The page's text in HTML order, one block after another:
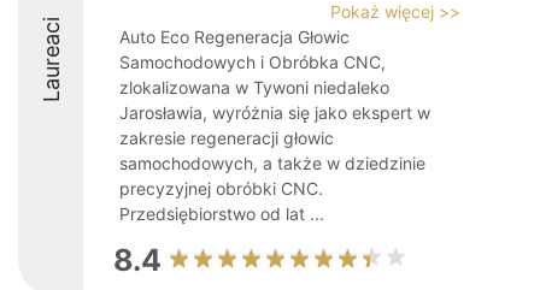
Laureaci
Pokaż więcej >>
Auto Eco Regeneracja Głowic
Samochodowych i Obróbka CNC,
zlokalizowana w Tywoni niedaleko
Jarosławia, wyróżnia się jako ekspert w
zakresie regeneracji głowic
samochodowych, a także w dziedzinie
precyzyjnej obróbki CNC.
Przedsiębiorstwo od lat ...
8.4